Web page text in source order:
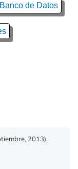
Banco de Datos
2013).